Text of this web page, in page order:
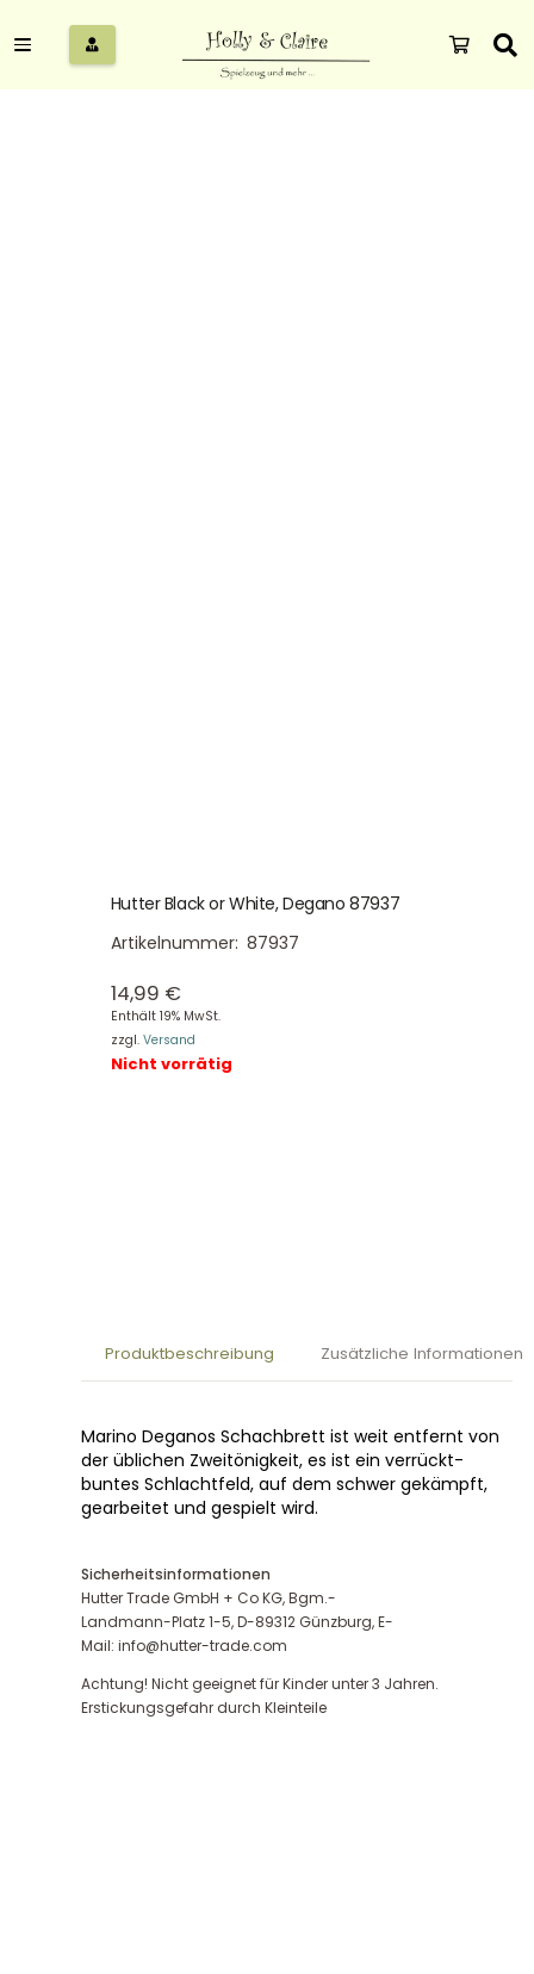
Hutter Black or White, Degano 87937
Artikelnummer: 87937
14,99 €
Enthält 19% MwSt.
zzgl. Versand
Nicht vorrätig
Produktbeschreibung Zusätzliche Informationen
Marino Deganos Schachbrett ist weit entfernt von
der üblichen Zweitönigkeit, es ist ein verrückt-
buntes Schlachtfeld, auf dem schwer gekämpft,
gearbeitet und gespielt wird.
Sicherheitsinformationen
Hutter Trade GmbH + Co KG, Bgm.-
Landmann-Platz 1-5, D-89312 Günzburg, E-
Mail: info@hutter-trade.com
Achtung! Nicht geeignet für Kinder unter 3 Jahren.
Erstickungsgefahr durch Kleinteile